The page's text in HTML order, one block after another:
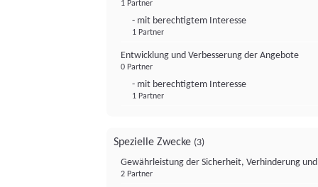
1 Partner
- mit berechtigtem Interesse
1 Partner
Entwicklung und Verbesserung der Angebote
0 Partner
- mit berechtigtem Interesse
1 Partner
Spezielle Zwecke (3)
Gewährleistung der Sicherheit, Verhinderung
2 Partner